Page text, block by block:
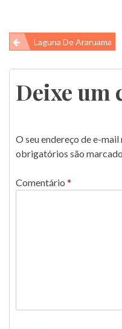
Navegação
de
Post
Laguna De Araruama
Deixe um
O seu endereço de e-
obrigatórios são
Comentário *